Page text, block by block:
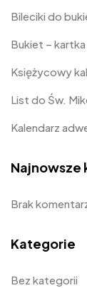
Bileciki do
Bukiet –
Księżycowy
List do Św.
Kalendarz
Najnowsze
Brak
Kategorie
Bez kategorii